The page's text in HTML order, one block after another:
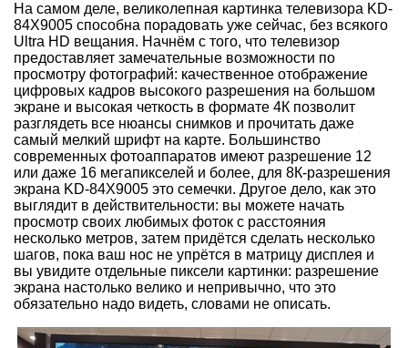
На самом деле, великолепная картинка телевизора KD-
84X9005 способна порадовать уже сейчас, без всякого
Ultra HD вещания. Начнём с того, что телевизор
предоставляет замечательные возможности по
просмотру фотографий: качественное отображение
цифровых кадров высокого разрешения на большом
экране и высокая четкость в формате 4К позволит
разглядеть все нюансы снимков и прочитать даже
самый мелкий шрифт на карте. Большинство
современных фотоаппаратов имеют разрешение 12
или даже 16 мегапикселей и более, для 8К-разрешения
экрана KD-84X9005 это семечки. Другое дело, как это
выглядит в действительности: вы можете начать
просмотр своих любимых фоток с расстояния
несколько метров, затем придётся сделать несколько
шагов, пока ваш нос не упрётся в матрицу дисплея и
вы увидите отдельные пиксели картинки: разрешение
экрана настолько велико и непривычно, что это
обязательно надо видеть, словами не описать.